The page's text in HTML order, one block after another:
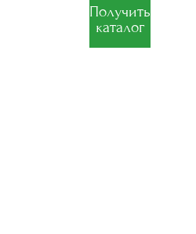
Получить
каталог